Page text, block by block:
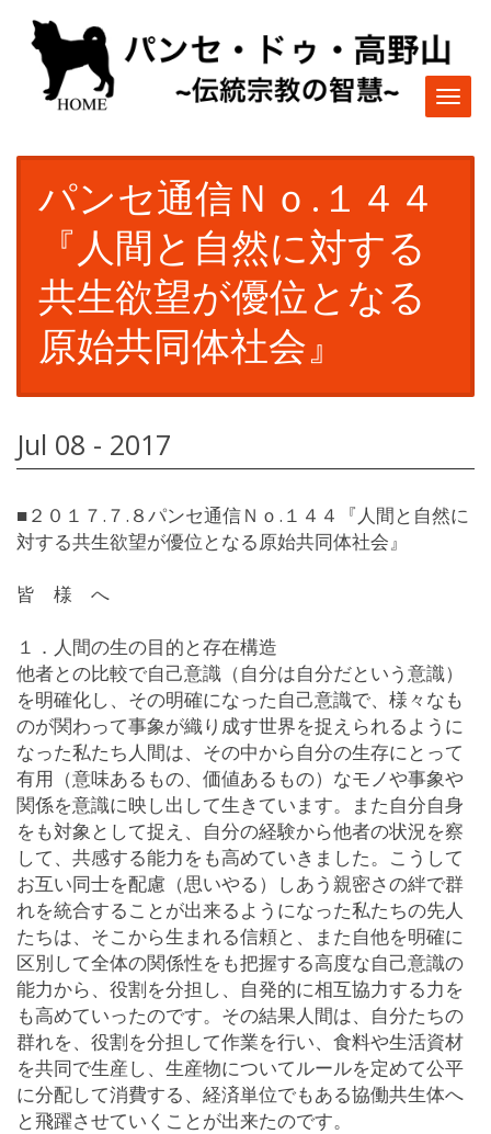
パンセ通信Ｎｏ.１４４
『人間と自然に対する
共生欲望が優位となる
原始共同体社会』
Jul 08 - 2017
■２０１７.７.８パンセ通信Ｎｏ.１４４『人間と自然に
対する共生欲望が優位となる原始共同体社会』
皆 様 へ
１．人間の生の目的と存在構造
他者との比較で自己意識（自分は自分だという意識）
を明確化し、その明確になった自己意識で、様々なも
のが関わって事象が織り成す世界を捉えられるように
なった私たち人間は、その中から自分の生存にとって
有用（意味あるもの、価値あるもの）なモノや事象や
関係を意識に映し出して生きています。また自分自身
をも対象として捉え、自分の経験から他者の状況を察
して、共感する能力をも高めていきました。こうして
お互い同士を配慮（思いやる）しあう親密さの絆で群
れを統合することが出来るようになった私たちの先人
たちは、そこから生まれる信頼と、また自他を明確に
区別して全体の関係性をも把握する高度な自己意識の
能力から、役割を分担し、自発的に相互協力する力を
も高めていったのです。その結果人間は、自分たちの
群れを、役割を分担して作業を行い、食料や生活資材
を共同で生産し、生産物についてルールを定めて公平
に分配して消費する、経済単位でもある協働共生体へ
と飛躍させていくことが出来たのです。